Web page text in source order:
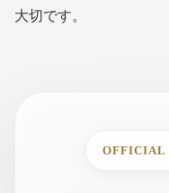
大切です。
OFFICIAL